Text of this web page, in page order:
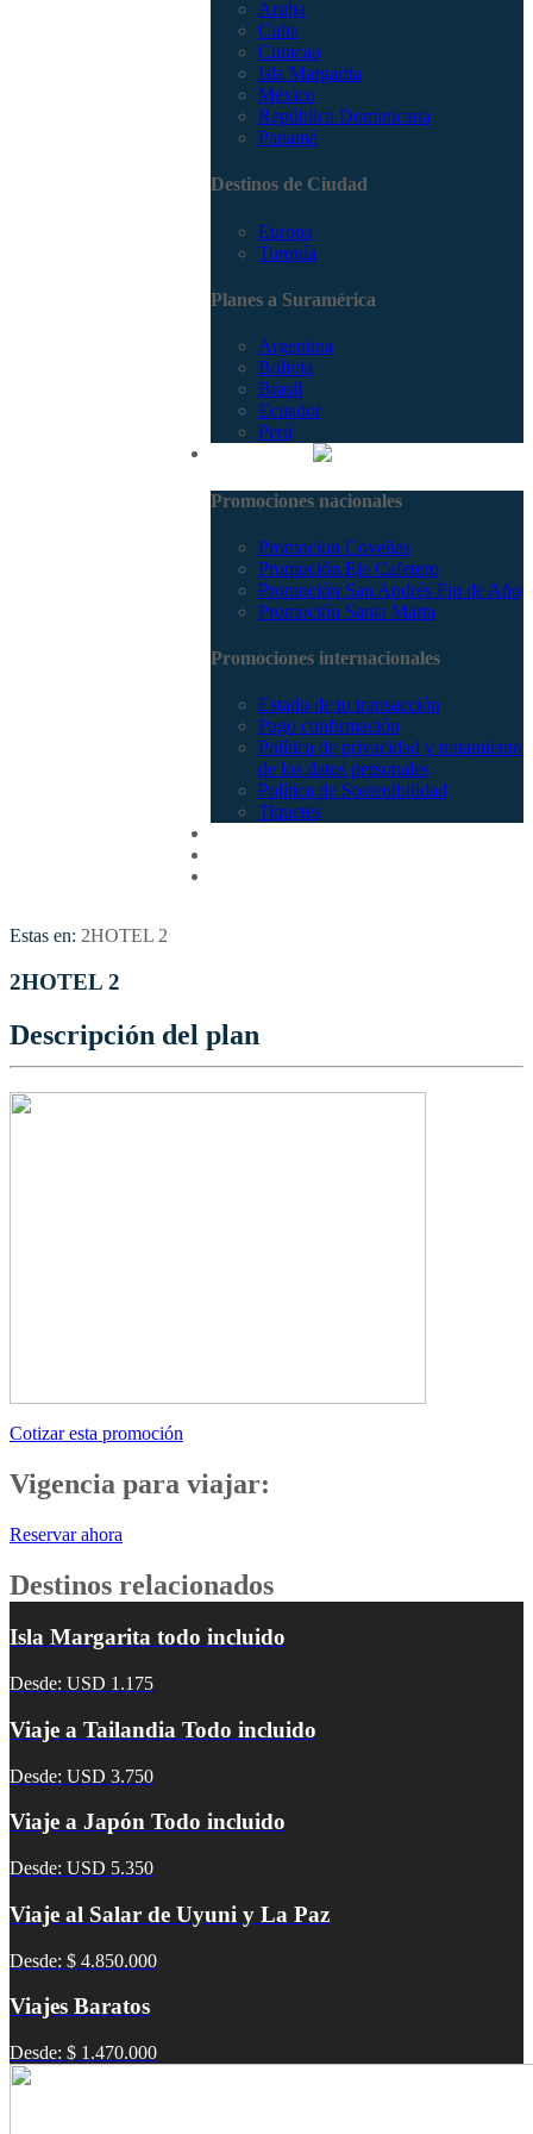
Aruba
Cuba
Curacao
Isla Margarita
México
República Dominicana
Panamá
Destinos de Ciudad
Europa
Turquía
Planes a Suramérica
Argentina
Bolivia
Brasil
Ecuador
Perú
Promociones nacionales
Promocion Coveñas
Promoción Eje Cafetero
Promoción San Andrés Fin de Año
Promoción Santa Marta
Promociones internacionales
Estado de tu transacción
Pago confirmación
Política de privacidad y tratamiento
de los datos personales
Política de Sostenibilidad
Tiquetes
Estas en: 2HOTEL 2
2HOTEL 2
Descripción del plan
Cotizar esta promoción
Vigencia para viajar:
Reservar ahora
Destinos relacionados
Isla Margarita todo incluido
Desde: USD 1.175
Viaje a Tailandia Todo incluido
Desde: USD 3.750
Viaje a Japón Todo incluido
Desde: USD 5.350
Viaje al Salar de Uyuni y La Paz
Desde: $ 4.850.000
Viajes Baratos
Desde: $ 1.470.000